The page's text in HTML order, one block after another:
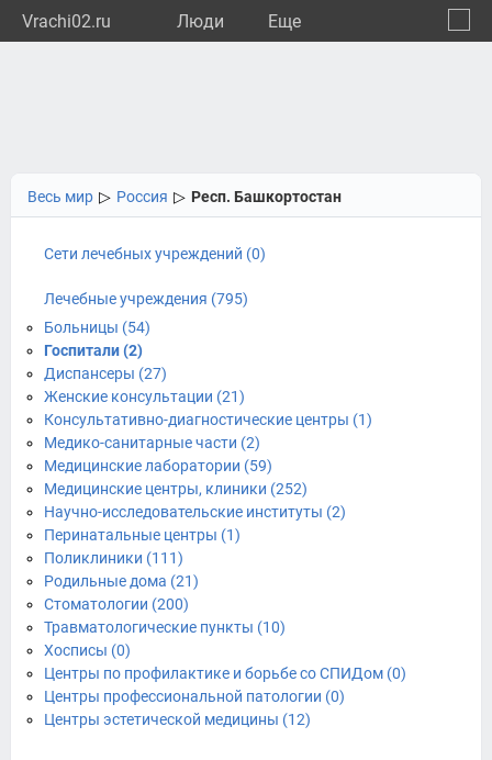
Vrachi02.ru Люди Eще
Весь мир ▷ Россия ▷ Респ. Башкортостан
Сети лечебных учреждений (0)
Лечебные учреждения (795)
Больницы (54)
Госпитали (2)
Диспансеры (27)
Женские консультации (21)
Консультативно-диагностические центры (1)
Медико-санитарные части (2)
Медицинские лаборатории (59)
Медицинские центры, клиники (252)
Научно-исследовательские институты (2)
Перинатальные центры (1)
Поликлиники (111)
Родильные дома (21)
Стоматологии (200)
Травматологические пункты (10)
Хосписы (0)
Центры по профилактике и борьбе со СПИДом (0)
Центры профессиональной патологии (0)
Центры эстетической медицины (12)